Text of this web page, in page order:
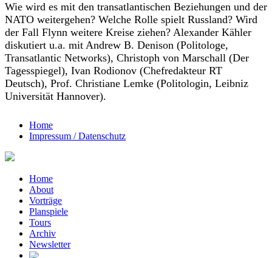
Wie wird es mit den transatlantischen Beziehungen und der
NATO weitergehen? Welche Rolle spielt Russland? Wird
der Fall Flynn weitere Kreise ziehen? Alexander Kähler
diskutiert u.a. mit Andrew B. Denison (Politologe,
Transatlantic Networks), Christoph von Marschall (Der
Tagesspiegel), Ivan Rodionov (Chefredakteur RT
Deutsch), Prof. Christiane Lemke (Politologin, Leibniz
Universität Hannover).
Home
Impressum / Datenschutz
Home
About
Vorträge
Planspiele
Tours
Archiv
Newsletter